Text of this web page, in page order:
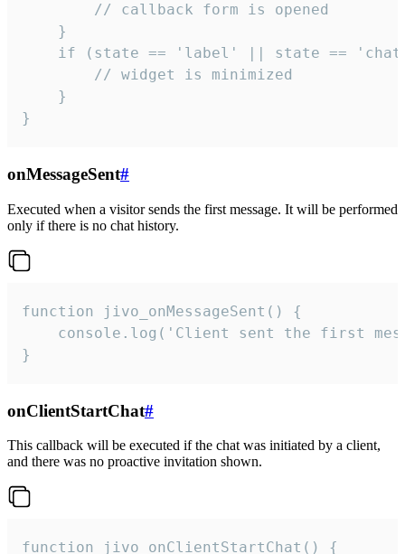
        // callback form is opened
    }
if (state == 'label' || state ==
        // widget is minimized
    }
}
onMessageSent#
Executed when a visitor sends the first message. It will be performed
only if there is no chat history.
function jivo_onMessageSent() {
console.log('Client sent the first
}
onClientStartChat#
This callback will be executed if the chat was initiated by a client,
and there was no proactive invitation shown.
function jivo_onClientStartChat() {